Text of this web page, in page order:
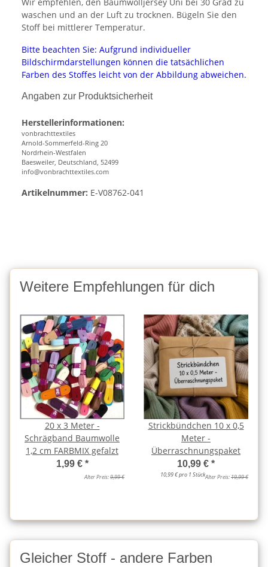
waschen und an der Luft zu trocknen. Bügeln Sie den
Stoff bei mittlerer Temperatur.
Bitte beachten Sie: Aufgrund individueller
Bildschirmdarstellungen können die tatsächlichen
Farben des Stoffes leicht von der Abbildung abweichen.
Angaben zur Produktsicherheit
Herstellerinformationen:
vonbrachttextiles
Arnold-Sommerfeld-Ring 20
Nordrhein-Westfalen
Baesweiler, Deutschland, 52499
info@vonbrachttextiles.com
Artikelnummer: E-V08762-041
Weitere Empfehlungen für dich
20 x 3 Meter -
Schrägband Baumwolle
1,2 cm FARBMIX gefalzt
1,99 € *
Alter Preis:9,99 €
Strickbündchen 10 x 0,5
Meter -
Überraschnungspaket
10,99 € *
10,99 € pro 1 StückAlter Preis:19,99 €
Gleicher Stoff - andere Farben